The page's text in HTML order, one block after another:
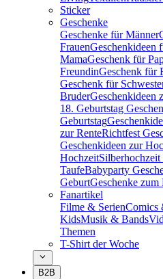
Sticker
Geschenke
Geschenke für Männer
FrauenGeschenkideen
MamaGeschenk für
FreundinGeschenk für
Geschenk für
BruderGeschenkideen
18. Geburtstag
Geburtstag
zur RenteRichtfest
Geschenkideen zur
HochzeitSilberhochzeit
TaufeBabyparty
GeburtGeschenke zum
Fanartikel
Filme & SerienComics
KidsMusik & Bands
Themen
T-Shirt der Woche
B2B